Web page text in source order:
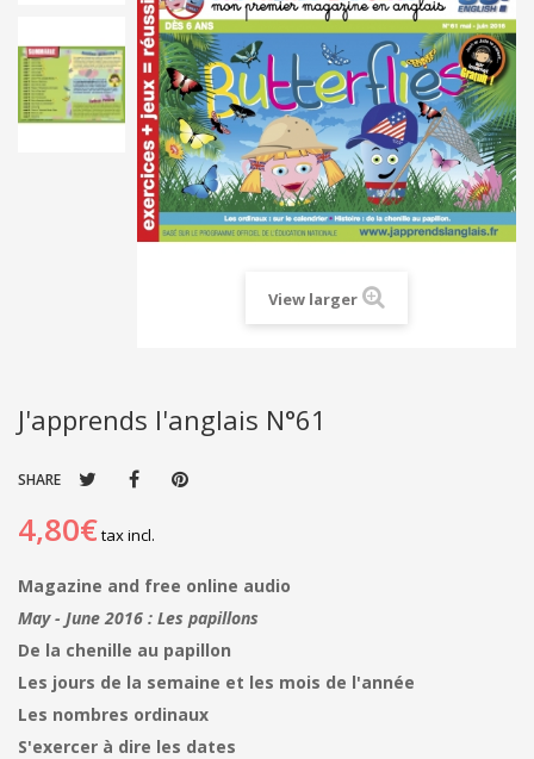
View larger
J'apprends l'anglais N°61
SHARE
4,80€tax incl.
Magazine and free online audio
May - June 2016 : Les papillons
De la chenille au papillon
Les jours de la semaine et les mois de l'année
Les nombres ordinaux
S'exercer à dire les dates